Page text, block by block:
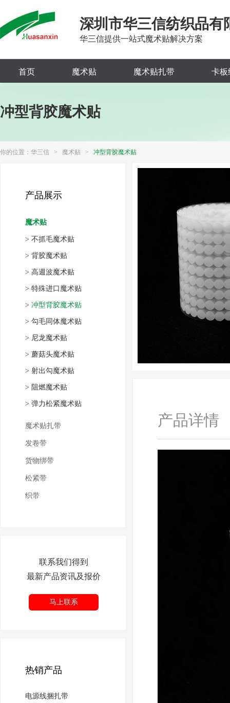
深圳市华三信纺织品有
华三信提供一站式魔术贴解决方案
首页 魔术贴 魔术贴扎带 卡板
冲型背胶魔术贴
你的位置： 华三信 > 魔术贴 > 冲型背胶魔术贴
产品展示
魔术贴
> 不抓毛魔术贴
> 背胶魔术贴
> 高週波魔术贴
> 特殊进口魔术贴
> 冲型背胶魔术贴
> 勾毛同体魔术贴
> 尼龙魔术贴
> 蘑菇头魔术贴
> 射出勾魔术贴
> 阻燃魔术贴
> 弹力松紧魔术贴
魔术贴扎带
发卷带
货物绑带
松紧带
织带
联系我们得到
最新产品资讯及报价
马上联系
热销产品
电源线捆扎带
产品详情